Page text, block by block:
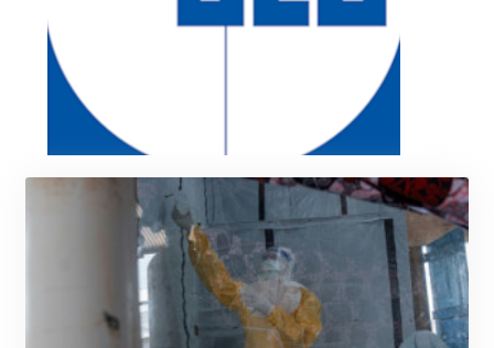
LYD 7.356456
MAD 10.767203
MDL 20.079427
MGA 4961.611298
MKD 61.52518
MMK 2423.376627
MNT 4150.658845
MOP 9.324769